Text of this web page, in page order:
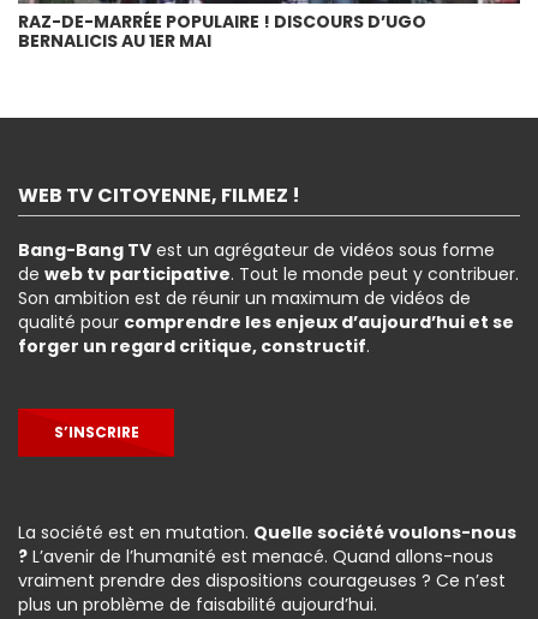
RAZ-DE-MARRÉE POPULAIRE ! DISCOURS D’UGO
BERNALICIS AU 1ER MAI
WEB TV CITOYENNE, FILMEZ !
Bang-Bang TV est un agrégateur de vidéos sous forme
de web tv participative. Tout le monde peut y contribuer.
Son ambition est de réunir un maximum de vidéos de
qualité pour comprendre les enjeux d’aujourd’hui et se
forger un regard critique, constructif.
S’INSCRIRE
La société est en mutation. Quelle société voulons-nous
? L’avenir de l’humanité est menacé. Quand allons-nous
vraiment prendre des dispositions courageuses ? Ce n’est
plus un problème de faisabilité aujourd’hui.